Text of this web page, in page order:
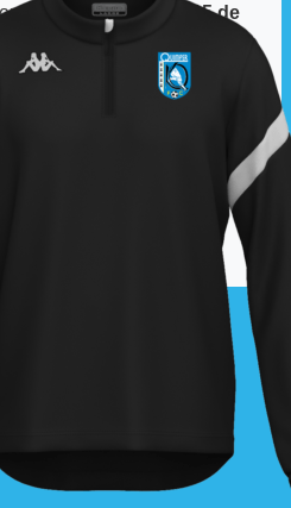
passéesles 1er et 15 de
de nos fournisseurs.
le
délai de livraison est
directement au club.
récupérer auprès du
du club